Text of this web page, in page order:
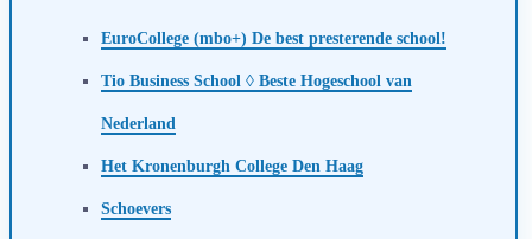
EuroCollege (mbo+) De best presterende school!
Tio Business School ◊ Beste Hogeschool van
Nederland
Het Kronenburgh College Den Haag
Schoevers